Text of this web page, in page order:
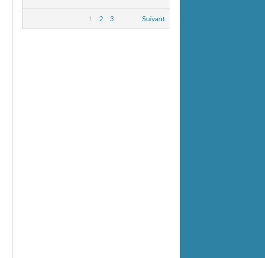
1 2 3 Suivant